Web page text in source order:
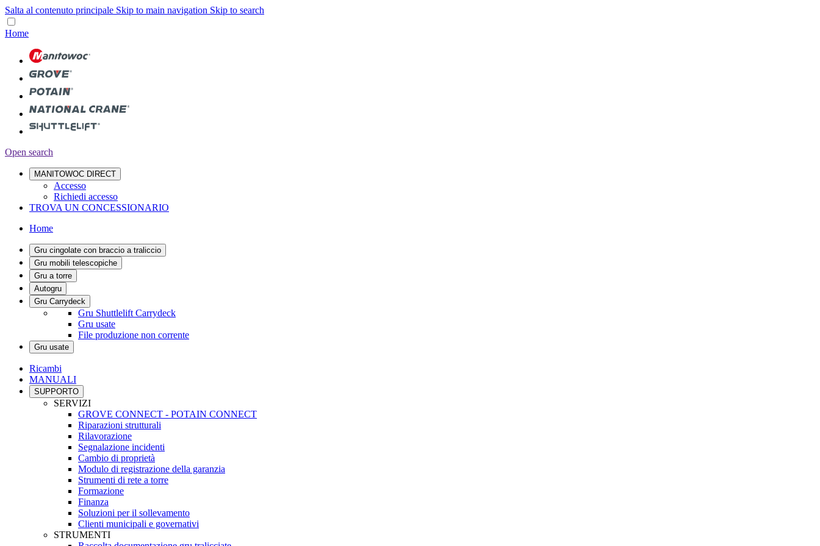
Salta al contenuto principale Skip to main navigation Skip to search
Home
Open search
MANITOWOC DIRECT
Accesso
Richiedi accesso
TROVA UN CONCESSIONARIO
Home
Gru cingolate con braccio a traliccio
Gru mobili telescopiche
Gru a torre
Autogru
Gru Carrydeck
Gru Shuttlelift Carrydeck
Gru usate
File produzione non corrente
Gru usate
Ricambi
MANUALI
SUPPORTO
SERVIZI
GROVE CONNECT - POTAIN CONNECT
Riparazioni strutturali
Rilavorazione
Segnalazione incidenti
Cambio di proprietà
Modulo di registrazione della garanzia
Strumenti di rete a torre
Formazione
Finanza
Soluzioni per il sollevamento
Clienti municipali e governativi
STRUMENTI